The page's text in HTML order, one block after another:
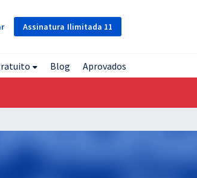
Assinatura Ilimitada 11
Blog Aprovados